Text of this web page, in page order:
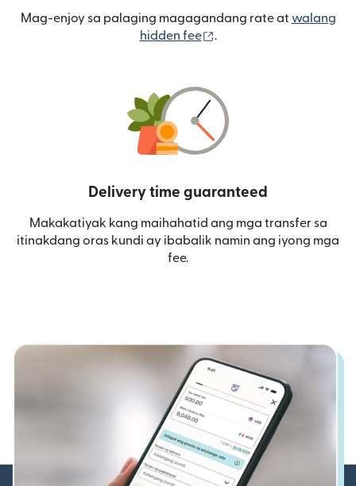
Mag-enjoy sa palaging magagandang rate at walang
hidden fee
.
Delivery time guaranteed
Makakatiyak kang maihahatid ang mga transfer sa
itinakdang oras kundi ay ibabalik namin ang iyong mga
fee.